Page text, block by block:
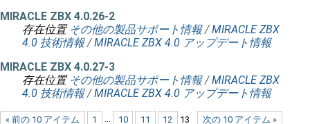
MIRACLE ZBX 4.0.26-2
存在位置 その他の製品サポート情報 /MIRACLE ZBX
4.0 技術情報 /MIRACLE ZBX 4.0 アップデート情報
MIRACLE ZBX 4.0.27-3
存在位置 その他の製品サポート情報 /MIRACLE ZBX
4.0 技術情報 /MIRACLE ZBX 4.0 アップデート情報
« 前の 10 アイテム 次の 10 アイテム »
1 ... 10 11 12
13